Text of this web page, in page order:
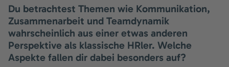
Du betrachtest Themen wie Kommunikation,
Zusammenarbeit und Teamdynamik
wahrscheinlich aus einer etwas anderen
Perspektive als klassische HRler. Welche
Aspekte fallen dir dabei besonders auf?